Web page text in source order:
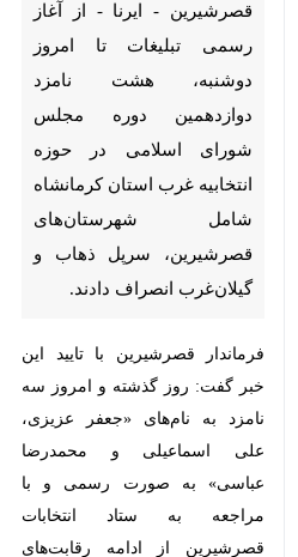
نامزد دوازدهمین دوره مجلس
شورای اسلامی در حوزه انتخابیه
غرب استان کرمانشاه شامل
شهرستان‌های قصرشیرین، سرپل
ذهاب و گیلان‌غرب انصراف دادند.
فرماندار قصرشیرین با تایید این خبر
گفت: روز گذشته و امروز سه نامزد به
نام‌های «جعفر عزیزی، علی اسماعیلی
و با مراجعه به ستاد انتخابات
قصرشیرین از ادامه رقابت‌های دوره
دوازدهم مجلس شورای اسلامی
انصراف دادند.
محمد نجفی
روز دوشنبه در گفت و گو
با خبرنگار
افزود: پیش از این نیز